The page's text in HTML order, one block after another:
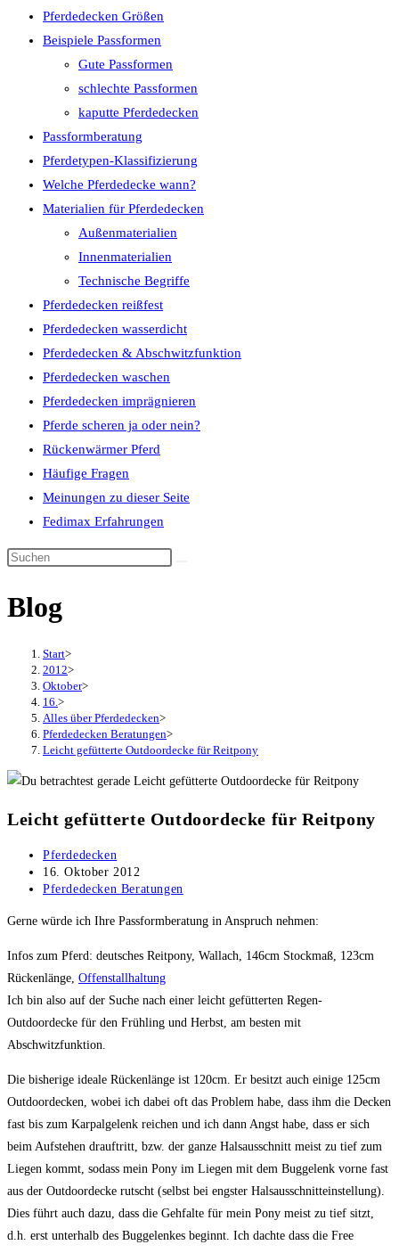
Pferdedecken Größen
Beispiele Passformen
Gute Passformen
schlechte Passformen
kaputte Pferdedecken
Passformberatung
Pferdetypen-Klassifizierung
Welche Pferdedecke wann?
Materialien für Pferdedecken
Außenmaterialien
Innenmaterialien
Technische Begriffe
Pferdedecken reißfest
Pferdedecken wasserdicht
Pferdedecken & Abschwitzfunktion
Pferdedecken waschen
Pferdedecken imprägnieren
Pferde scheren ja oder nein?
Rückenwärmer Pferd
Häufige Fragen
Meinungen zu dieser Seite
Fedimax Erfahrungen
Diese
durchsuchen
Blog
Start>
2012>
Oktober>
16. >
Alles über Pferdedecken>
Pferdedecken Beratungen>
Leicht gefütterte Outdoordecke für Reitpony
Leicht gefütterte Outdoordecke für Reitpony
Beitrags-
Autor:
Pferdedecken
Beitrag
veröffentlicht:
16. Oktober 2012
Beitrags-
Pferdedecken Beratungen
Gerne würde ich Ihre Passformberatung in Anspruch nehmen:
Infos zum Pferd: deutsches Reitpony, Wallach, 146cm Stockmaß, 123cm
Rückenlänge, Offenstallhaltung
Ich bin also auf der Suche nach einer leicht gefütterten Regen-
Outdoordecke für den Frühling und Herbst, am besten mit
Abschwitzfunktion.
Die bisherige ideale Rückenlänge ist 120cm. Er besitzt auch einige 125cm
Outdoordecken, wobei ich dabei oft das Problem habe, dass ihm die Decken
fast bis zum Karpalgelenk reichen und ich dann Angst habe, dass er sich
beim Aufstehen drauftritt, bzw. der ganze Halsausschnitt meist zu tief zum
Liegen kommt, sodass mein Pony im Liegen mit dem Buggelenk vorne fast
aus der Outdoordecke rutscht (selbst bei engster Halsausschnitteinstellung).
Dies führt auch dazu, dass die Gehfalte für mein Pony meist zu tief sitzt,
d.h. erst unterhalb des Buggelenkes beginnt. Ich dachte dass die Free